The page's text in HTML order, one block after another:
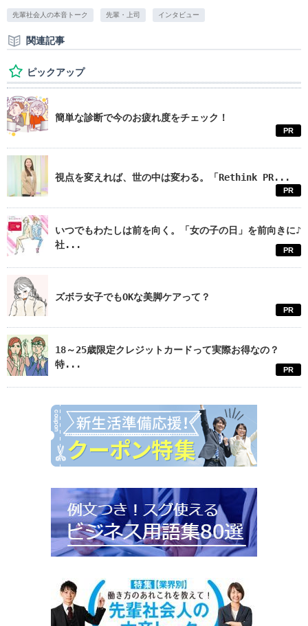
先輩社会人の本音トーク 先輩・上司 インタビュー
関連記事
ピックアップ
簡単な診断で今のお疲れ度をチェック！
PR
視点を変えれば、世の中は変わる。「Rethink PR...
PR
いつでもわたしは前を向く。「女の子の日」を前向きに♪
社...
PR
ズボラ女子でもOKな美脚ケアって？
PR
18～25歳限定クレジットカードって実際お得なの？
特...
PR